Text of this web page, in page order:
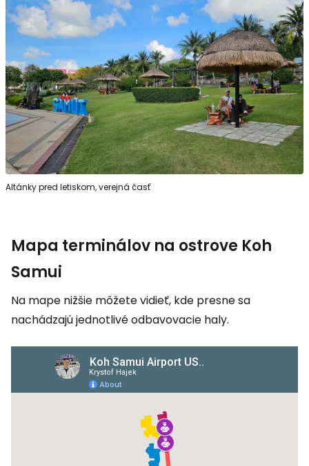
Altánky pred letiskom, verejná časť
Mapa terminálov na ostrove Koh
Samui
Na mape nižšie môžete vidieť, kde presne sa
nachádzajú jednotlivé odbavovacie haly.